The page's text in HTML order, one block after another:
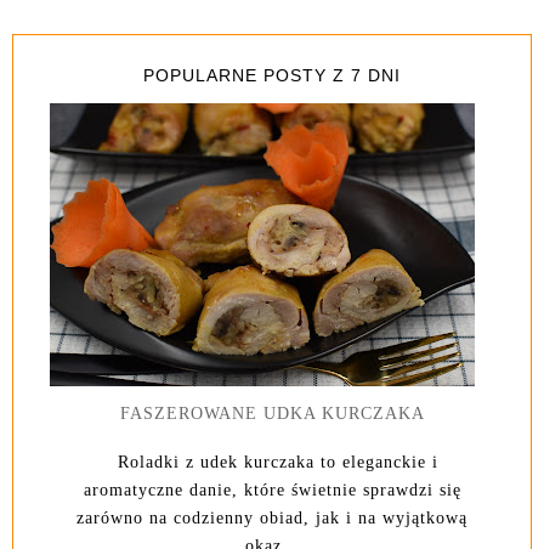
POPULARNE POSTY Z 7 DNI
FASZEROWANE UDKA KURCZAKA
Roladki z udek kurczaka to eleganckie i
aromatyczne danie, które świetnie sprawdzi się
zarówno na codzienny obiad, jak i na wyjątkową